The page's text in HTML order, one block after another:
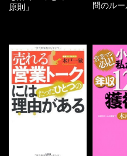
原則」
問のルー